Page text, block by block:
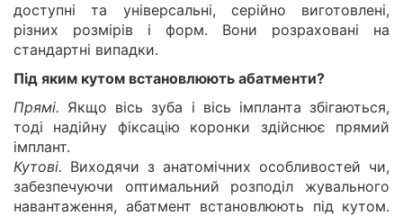
доступні та універсальні, серійно виготовлені,
різних розмірів і форм. Вони розраховані на
стандартні випадки.
Під яким кутом встановлюють абатменти?
Прямі. Якщо вісь зуба і вісь імпланта збігаються,
тоді надійну фіксацію коронки здійснює прямий
імплант.
Кутові. Виходячи з анатомічних особливостей чи,
забезпечуючи оптимальний розподіл жувального
навантаження, абатмент встановлюють під кутом.